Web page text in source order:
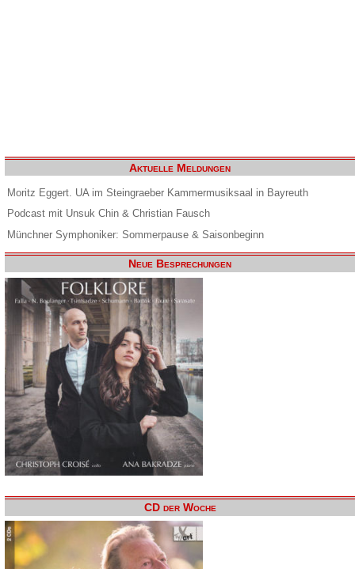
Aktuelle Meldungen
Moritz Eggert. UA im Steingraeber Kammermusiksaal in Bayreuth
Podcast mit Unsuk Chin & Christian Fausch
Münchner Symphoniker: Sommerpause & Saisonbeginn
Neue Besprechungen
CD der Woche